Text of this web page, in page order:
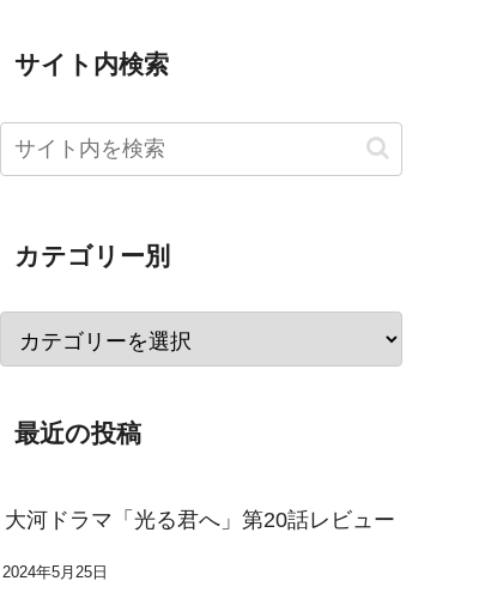
サイト内検索
カテゴリー別
最近の投稿
大河ドラマ「光る君へ」第20話レビュー
2024年5月25日